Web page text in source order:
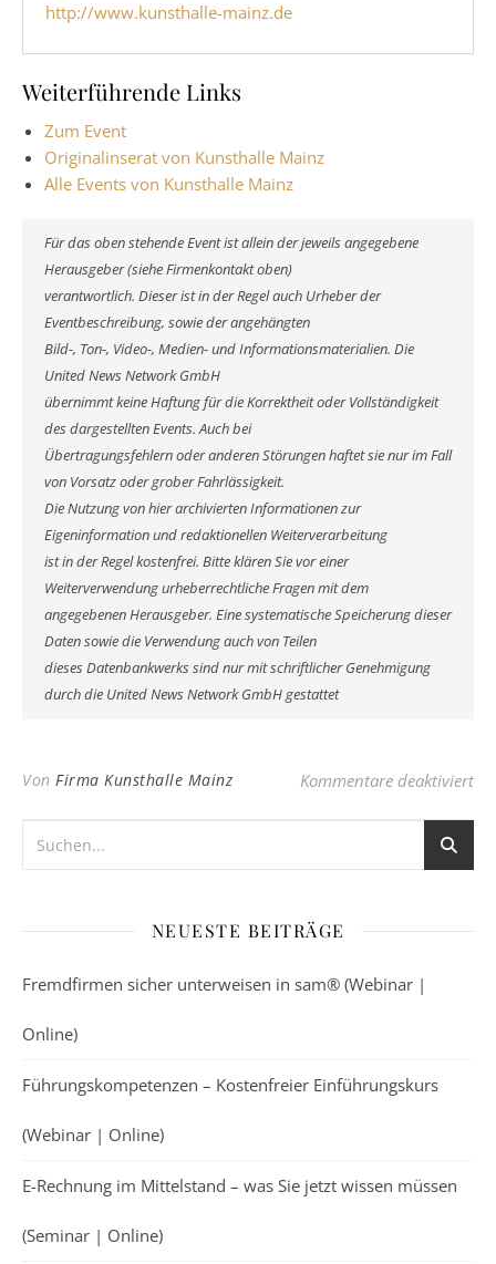
http://www.kunsthalle-mainz.de
Weiterführende Links
Zum Event
Originalinserat von Kunsthalle Mainz
Alle Events von Kunsthalle Mainz
Für das oben stehende Event ist allein der jeweils angegebene
Herausgeber (siehe Firmenkontakt oben)
verantwortlich. Dieser ist in der Regel auch Urheber der
Eventbeschreibung, sowie der angehängten
Bild-, Ton-, Video-, Medien- und Informationsmaterialien. Die
United News Network GmbH
übernimmt keine Haftung für die Korrektheit oder Vollständigkeit
des dargestellten Events. Auch bei
Übertragungsfehlern oder anderen Störungen haftet sie nur im Fall
von Vorsatz oder grober Fahrlässigkeit.
Die Nutzung von hier archivierten Informationen zur
Eigeninformation und redaktionellen Weiterverarbeitung
ist in der Regel kostenfrei. Bitte klären Sie vor einer
Weiterverwendung urheberrechtliche Fragen mit dem
angegebenen Herausgeber. Eine systematische Speicherung dieser
Daten sowie die Verwendung auch von Teilen
dieses Datenbankwerks sind nur mit schriftlicher Genehmigung
durch die United News Network GmbH gestattet
Von Firma Kunsthalle Mainz Kommentare deaktiviert
NEUESTE BEITRÄGE
Fremdfirmen sicher unterweisen in sam® (Webinar |
Online)
Führungskompetenzen – Kostenfreier Einführungskurs
(Webinar | Online)
E-Rechnung im Mittelstand – was Sie jetzt wissen müssen
(Seminar | Online)